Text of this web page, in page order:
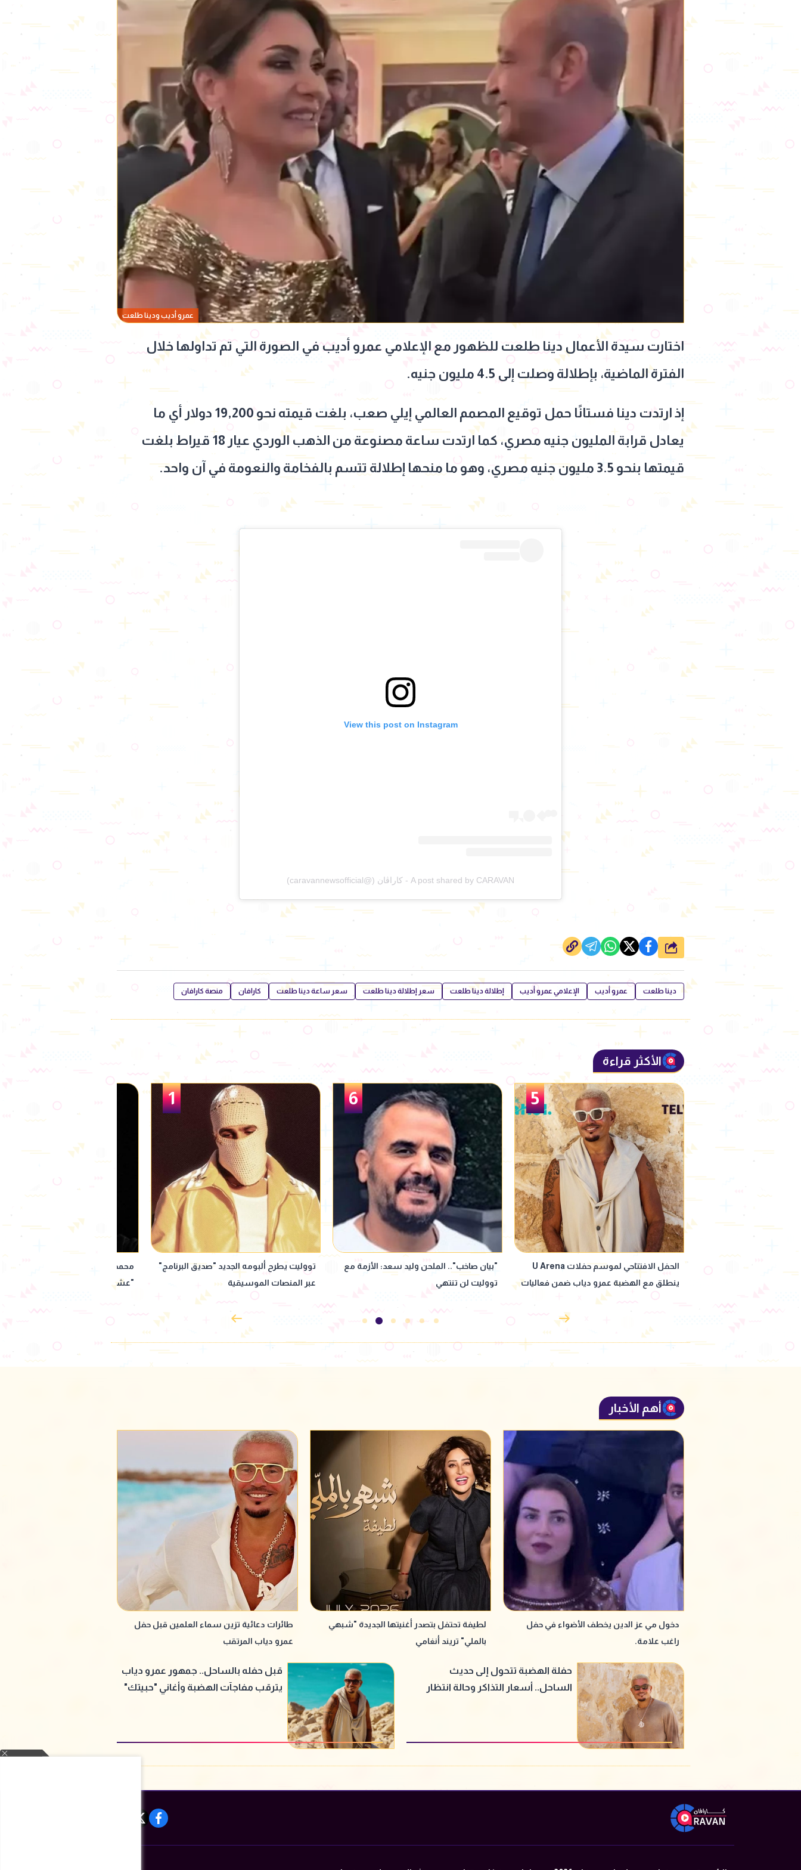
عمرو أديب ودينا طلعت
اختارت سيدة الأعمال دينا طلعت للظهور مع الإعلامي عمرو أديب في الصورة التي تم تداولها خلال
الفترة الماضية، بإطلالة وصلت إلى 4.5 مليون جنيه.
إذ ارتدت دينا فستانًا حمل توقيع المصمم العالمي إيلي صعب، بلغت قيمته نحو 19,200 دولار أي ما
يعادل قرابة المليون جنيه مصري، كما ارتدت ساعة مصنوعة من الذهب الوردي عيار 18 قيراط بلغت
قيمتها بنحو 3.5 مليون جنيه مصري، وهو ما منحها إطلالة تتسم بالفخامة والنعومة في آن واحد.
View this post on Instagram
A post shared by CARAVAN - كاراڤان (@caravannewsofficial)
شارك
دينا طلعت عمرو أديب الإعلامي عمرو أديب إطلالة دينا طلعت سعر إطلالة دينا طلعت سعر ساعة دينا طلعت كارافان منصة كارافان
الأكثر قراءة
الحفل الافتتاحي لموسم حفلات U Arena
6
"بيان صاخب".. الملحن وليد سعد: الأزمة مع
تووليت لن تنتهي
تووليت يطرح ألبومه الجديد "صديق البرنامج"
عبر المنصات الموسيقية
2
محمد رمضان يحمّس جمهوره لمسلسل
"عشماوي" في رمضان 2027
الفنان رامي وحيد لـ "كرافان":
ورقه شدني وحبيت دوري فيه
أهم الأخبار
دخول مي عز الدين يخطف الأضواء في حفل
راغب علامة.
لطيفة تحتفل بتصدر أغنيتها الجديدة "شبهي
بالملي" تريند أنغامي
طائرات دعائية تزين سماء العلمين قبل حفل
عمرو دياب المرتقب
حفلة الهضبة تتحول إلى حديث
الساحل.. أسعار التذاكر وحالة انتظار
قبل حفله بالساحل.. جمهور عمرو دياب
يترقب مفاجآت الهضبة وأغاني "حبيتك"
facebook